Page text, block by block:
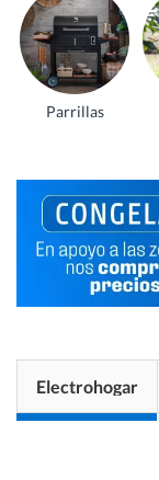
Parrillas
Electrohogar